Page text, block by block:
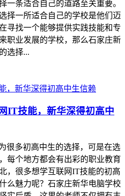
一条适合自己的道路至关重要。
择一所适合自己的学校是他们迈
寻找一个能够提供实践技能和专
职业发展的学校，那么石家庄新
选择...
IT技能，新华深得初高中
很多初高中生的选择，可是在选
每个地方都会有出彩的职业教育
，很多想学互联网IT技能的初高
么魅力呢？石家庄新华电脑学校